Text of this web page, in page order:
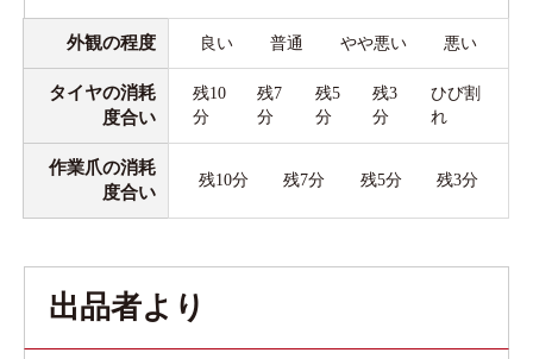
外観の程度 良い 普通 やや悪い 悪い
タイヤの消耗
度合い
残10
分
残7
分
残5
分
残3
分
ひび割
れ
作業爪の消耗
度合い
残10分 残7分 残5分 残3分
出品者より